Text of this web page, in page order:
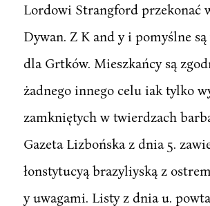
Lordowi Strangford przekonać
Dywan. Z K and y i pomyślne
dla Grtków. Mieszkańcy są
żadnego innego celu iak tylko
zamkniętych w twierdzach
Gazeta Lizbońska z dnia 5.
łonstytucyą brazyliyską z
y uwagami. Listy z dnia u.